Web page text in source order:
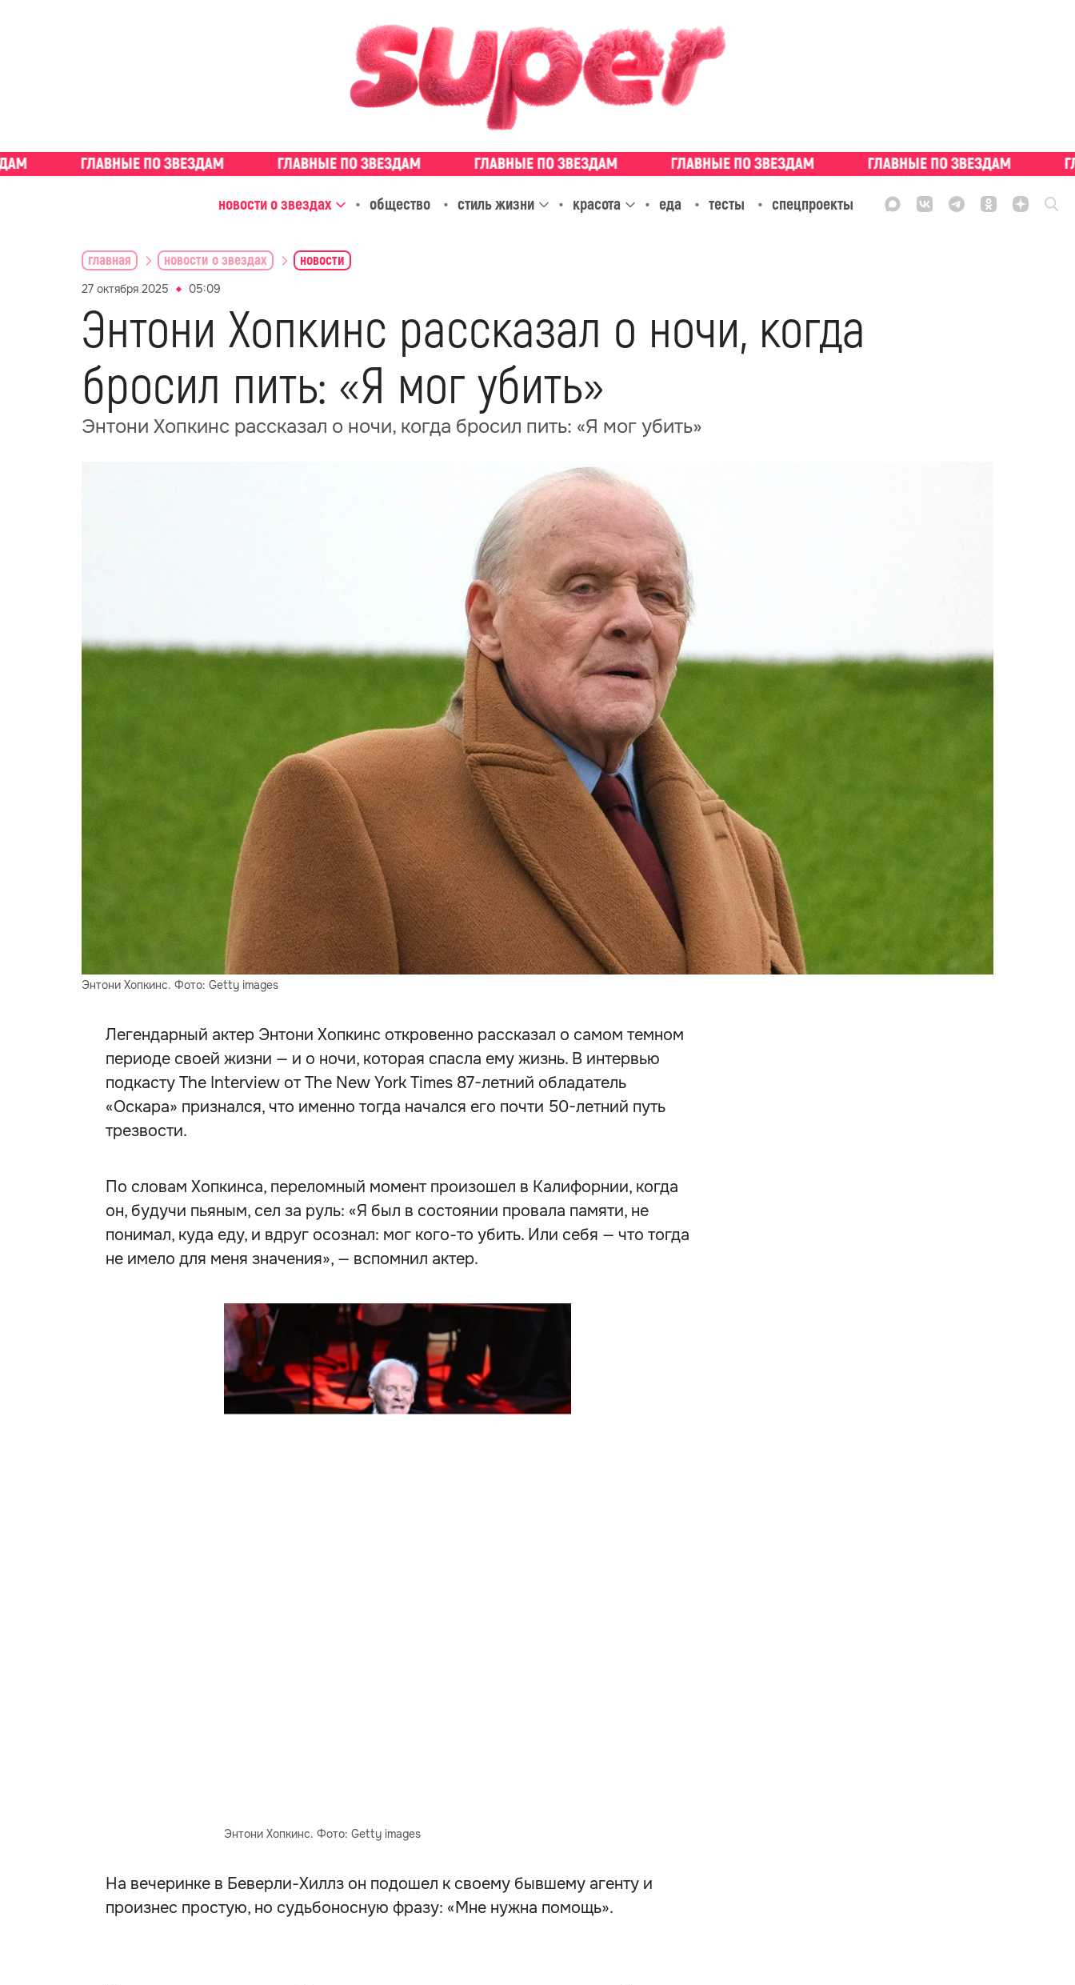
новости о звездах общество стиль жизни красота еда тесты спецпроекты
главная новости о звездах новости
27 октября 2025 05:09
Энтони Хопкинс рассказал о ночи, когда
бросил пить: «Я мог убить»
Энтони Хопкинс рассказал о ночи, когда бросил пить: «Я мог убить»
Энтони Хопкинс. Фото: Getty images
Легендарный актер Энтони Хопкинс откровенно рассказал о самом темном
периоде своей жизни — и о ночи, которая спасла ему жизнь. В интервью
подкасту The Interview от The New York Times 87-летний обладатель
«Оскара» признался, что именно тогда начался его почти 50-летний путь
трезвости.
По словам Хопкинса, переломный момент произошел в Калифорнии, когда
он, будучи пьяным, сел за руль: «Я был в состоянии провала памяти, не
понимал, куда еду, и вдруг осознал: мог кого-то убить. Или себя — что тогда
не имело для меня значения», — вспомнил актер.
Энтони Хопкинс. Фото: Getty images
На вечеринке в Беверли-Хиллз он подошел к своему бывшему агенту и
произнес простую, но судьбоносную фразу: «Мне нужна помощь».